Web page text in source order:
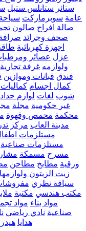
ستائر ستانلس ستيل
عامة سوبرماركت
صالة افراح صالون
صحف وجرائد
اجهزة كهربائية
عزل عصائر
ولوازمه غرفة تجارية
فندق قبانات وموازين
كمال اجسام
شوب لغات لوازم
غير حكومية مجلة
محكمة محمص وقهوة
مدينة العاب مركز
مستلزمات
مستلزمات صناعية
مسرح مسمكة
ورقية مطابخ مطاحن
زيت الزيتون ولوازمها
سياقة نظري
مكتب هندسي مكتبة
مواد بناء مواد
صناعية نادي رياضي
هدايا